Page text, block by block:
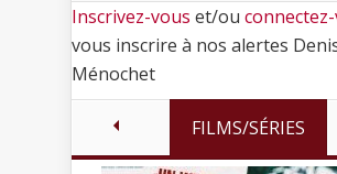
Inscrivez-vous et/ou
vous inscrire à nos alertes
Ménochet
FILMS/SÉRIES